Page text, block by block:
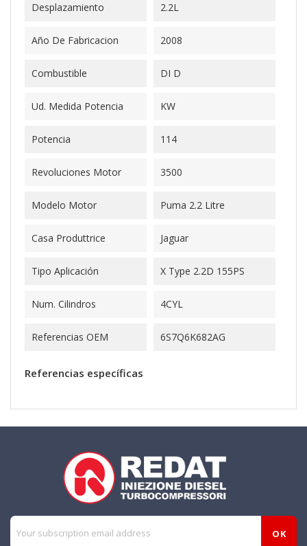
Desplazamiento 2.2L
Año De Fabricacion 2008
Combustible DI D
Ud. Medida Potencia KW
Potencia 114
Revoluciones Motor 3500
Modelo Motor Puma 2.2 Litre
Casa Produttrice Jaguar
Tipo Aplicación X Type 2.2D 155PS
Num. Cilindros 4CYL
Referencias OEM 6S7Q6K682AG
Referencias específicas